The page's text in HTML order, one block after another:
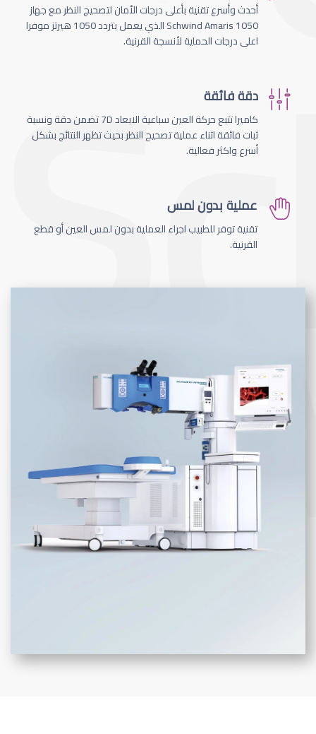
أحدث وأسرع تقنية بأعلى درجات الأمان لتصحيج النظر مع جهاز
Schwind Amaris 1050 الذي يعمل بتردد 1050 هيرتز موفرا
اعلى درجات الحماية لأنسجة القرنية.
دقة فائقة
كاميرا تتبع حركة العين سباعية الابعاد 7D تضمن دقة ونسبة
ثبات فائقة اثناء عملية تصحيح النظر بحيث تظهر النتائج بشكل
أسرع واكثر فعالية.
عملية بدون لمس
تقنية توفر للطبيب اجراء العملية بدون لمس العين أو قطع
القرنية.